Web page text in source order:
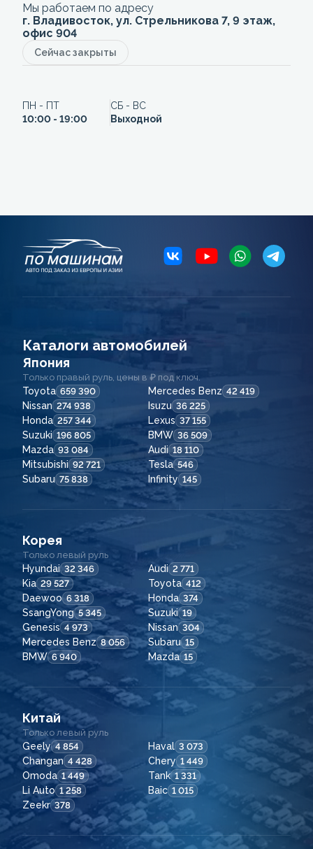
Мы работаем по адресу
г. Владивосток, ул. Стрельникова 7, 9 этаж,
офис 904
Сейчас закрыты
ПН - ПТ
10:00 - 19:00
СБ - ВС
Выходной
Каталоги автомобилей
Япония
Только правый руль, цены в ₽ под ключ.
Toyota 659 390 Mercedes Benz 42 419
Nissan 274 938 Isuzu 36 225
Honda 257 344 Lexus 37 155
Suzuki 196 805 BMW 36 509
Mazda 93 084 Audi 18 110
Mitsubishi 92 721 Tesla 546
Subaru 75 838 Infinity 145
Корея
Только левый руль
Hyundai 32 346 Audi 2 771
Kia 29 527 Toyota 412
Daewoo 6 318 Honda 374
SsangYong 5 345 Suzuki 19
Genesis 4 973 Nissan 304
Mercedes Benz 8 056 Subaru 15
BMW 6 940 Mazda 15
Китай
Только левый руль
Geely 4 854 Haval 3 073
Changan 4 428 Chery 1 449
Omoda 1 449 Tank 1 331
Li Auto 1 258 Baic 1 015
Zeekr 378